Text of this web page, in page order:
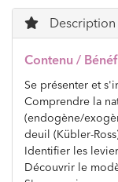
Contenu /
Se présenter et
Comprendre la
(endogène/
deuil (Kübler-
Identifier les
Découvrir le